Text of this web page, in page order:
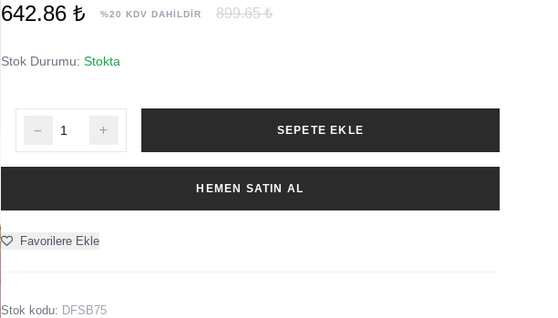
642.86 ₺ %20 KDV DAHİLDİR 899.65 ₺
Stok Durumu: Stokta
SEPETE EKLE
HEMEN SATIN AL
Favorilere Ekle
Stok kodu: DFSB75